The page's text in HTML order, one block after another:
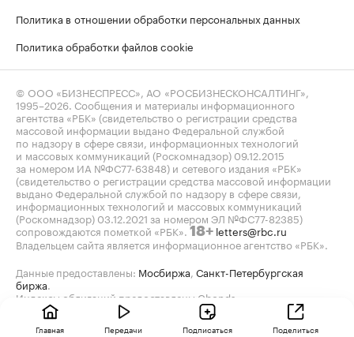
Политика в отношении обработки персональных данных
Политика обработки файлов cookie
© ООО «БИЗНЕСПРЕСС», АО «РОСБИЗНЕСКОНСАЛТИНГ»,
1995–2026. Сообщения и материалы информационного
агентства «РБК» (свидетельство о регистрации средства
массовой информации выдано Федеральной службой
по надзору в сфере связи, информационных технологий
и массовых коммуникаций (Роскомнадзор) 09.12.2015
за номером ИА №ФС77-63848) и сетевого издания «РБК»
(свидетельство о регистрации средства массовой информации
выдано Федеральной службой по надзору в сфере связи,
информационных технологий и массовых коммуникаций
(Роскомнадзор) 03.12.2021 за номером ЭЛ №ФС77-82385)
сопровождаются пометкой «РБК». 18+ letters@rbc.ru
Владельцем сайта является информационное агентство «РБК».
Данные предоставлены: Мосбиржа, Санкт-Петербургская
биржа.
Индексы облигаций предоставлены Cbonds.
Главная Передачи Подписаться Поделиться